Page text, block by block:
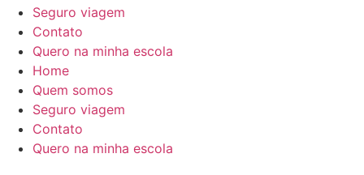
Seguro viagem
Contato
Quero na minha escola
Home
Quem somos
Seguro viagem
Contato
Quero na minha escola